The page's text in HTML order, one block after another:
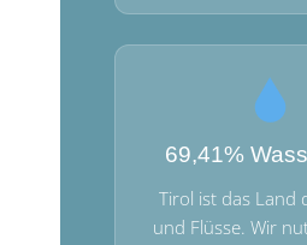
69,41%
Tirol ist das Land
und Flüsse. Wir